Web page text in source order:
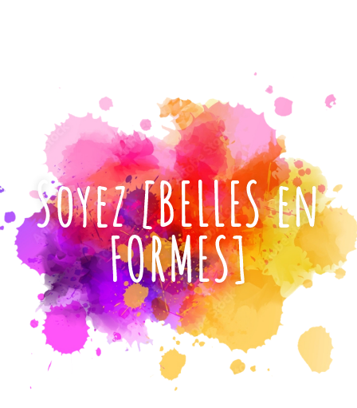
Soyez [BELLES en
FORMES]